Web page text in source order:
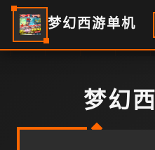
梦幻西游单机
梦幻